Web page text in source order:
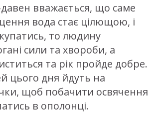
вважається, що саме
вода стає цілющою, і
то людину
сили та хвороби, а
та рік пройде добре.
цього дня йдуть на
щоб побачити освячення
в ополонці.